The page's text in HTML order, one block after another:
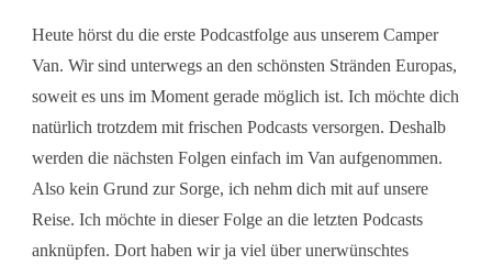
Heute hörst du die erste Podcastfolge aus unserem Camper
Van. Wir sind unterwegs an den schönsten Stränden Europas,
soweit es uns im Moment gerade möglich ist. Ich möchte dich
natürlich trotzdem mit frischen Podcasts versorgen. Deshalb
werden die nächsten Folgen einfach im Van aufgenommen.
Also kein Grund zur Sorge, ich nehm dich mit auf unsere
Reise. Ich möchte in dieser Folge an die letzten Podcasts
anknüpfen. Dort haben wir ja viel über unerwünschtes